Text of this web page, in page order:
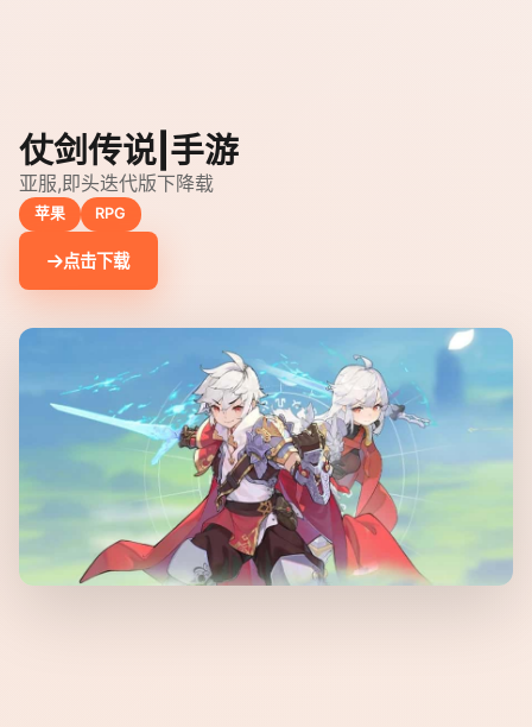
仗剑传说|手游
亚服,即头迭代版下降载
苹果 RPG
点击下载